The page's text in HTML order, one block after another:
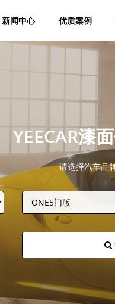
新闻中心 优质案例
YEECAR漆
请选择汽车品